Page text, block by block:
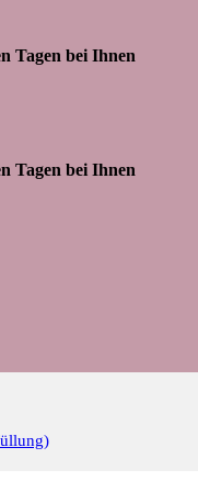
Tagen bei Ihnen
Tagen bei Ihnen